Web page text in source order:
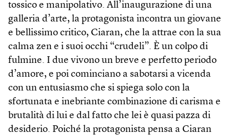
tossico e manipolativo. All’inaugurazione di una
galleria d’arte, la protagonista incontra un giovane
e bellissimo critico, Ciaran, che la attrae con la sua
calma zen e i suoi occhi “crudeli”. È un colpo di
fulmine. I due vivono un breve e perfetto periodo
d’amore, e poi cominciano a sabotarsi a vicenda
con un entusiasmo che si spiega solo con la
sfortunata e inebriante combinazione di carisma e
brutalità di lui e dal fatto che lei è quasi pazza di
desiderio. Poiché la protagonista pensa a Ciaran